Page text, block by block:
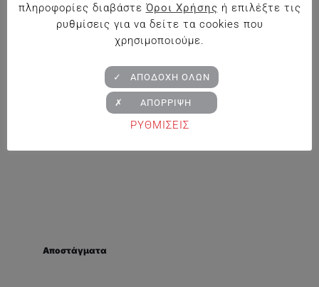
Κρασιά
Λευκά
Αποστάγματα
πληροφορίες διαβάστε Όροι Χρήσης ή επιλέξτε τις
ρυθμίσεις για να δείτε τα cookies που
χρησιμοποιούμε.
ΡΥΘΜΙΣΕΙΣ
✓ ΑΠΟΔΟΧΗ ΟΛΩΝ
✗ ΑΠΟΡΡΙΨΗ